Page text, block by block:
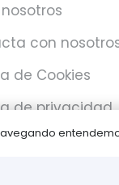
con
de Cookies
de privacidad